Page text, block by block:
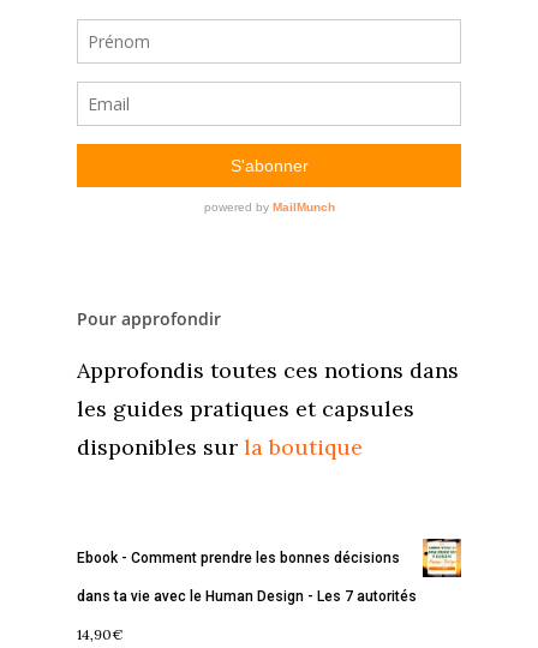
Pour approfondir
Approfondis toutes ces notions dans
les guides pratiques et capsules
disponibles sur la boutique
Ebook - Comment prendre les bonnes décisions
dans ta vie avec le Human Design - Les 7 autorités
14,90€